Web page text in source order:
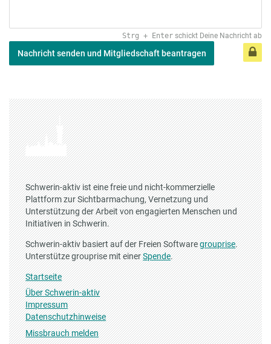
Strg + Enter schickt Deine Nachricht ab
Nachricht senden und Mitgliedschaft beantragen
Schwerin-aktiv ist eine freie und nicht-kommerzielle
Plattform zur Sichtbarmachung, Vernetzung und
Unterstützung der Arbeit von engagierten Menschen und
Initiativen in Schwerin.
Schwerin-aktiv basiert auf der Freien Softwaregrouprise.
Unterstütze grouprise mit einerSpende.
Startseite
Über Schwerin-aktiv
Impressum
Datenschutzhinweise
Missbrauch melden